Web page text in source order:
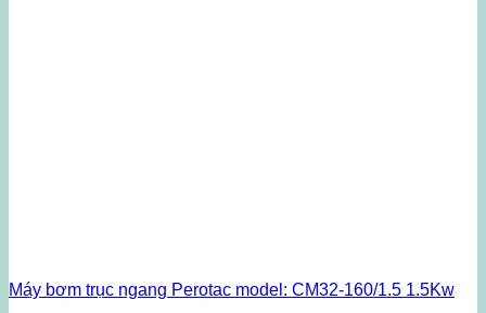
Máy bơm trục ngang Perotac model: CM32-160/1.5 1.5Kw